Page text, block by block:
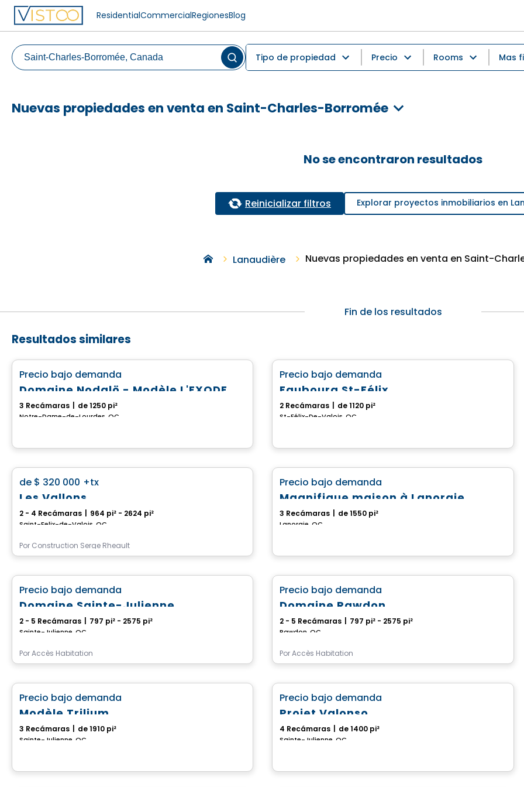
ResidentialCommercialRegionesBlog
Tipo de propiedad Precio Rooms Mas
Nuevas propiedades en venta en Saint-Charles-Borromée
No se encontraron resultados
Reinicializar filtros Explorar proyectos inmobiliarios en
Lanaudière Nuevas propiedades en venta en Saint-
Fin de los resultados
Resultados similares
Precio bajo demanda
Domaine Nodalö - Modèle L'EXODE
3 Recámaras de 1250 pi²
Notre-Dame-de-Lourdes, QC
Precio bajo demanda
Faubourg St-Félix
2 Recámaras de 1120 pi²
St-Félix-De-Valois, QC
Casa
de $ 320 000 +tx
Les Vallons
2 - 4 Recámaras 964 pi² - 2624 pi²
Saint-Felix-de-Valois, QC
Por Construction Serge Rheault
Casa
Precio bajo demanda
Magnifique maison à Lanoraie
3 Recámaras de 1550 pi²
Lanoraie, QC
Casa
Precio bajo demanda
Domaine Sainte-Julienne
2 - 5 Recámaras 797 pi² - 2575 pi²
Sainte-Julienne, QC
PorAccès Habitation
Casa
Precio bajo demanda
Domaine Rawdon
2 - 5 Recámaras 797 pi² - 2575 pi²
Rawdon, QC
PorAccès Habitation
Casa
Precio bajo demanda
Modèle Trilium
3 Recámaras de 1910 pi²
Sainte-Julienne, QC
Casa
Precio bajo demanda
Projet Valonso
4 Recámaras de 1400 pi²
Sainte-Julienne, QC
Casa Casa